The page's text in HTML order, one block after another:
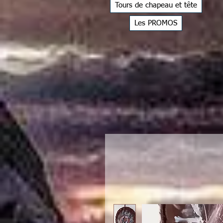
Tours de chapeau et tête
Les PROMOS